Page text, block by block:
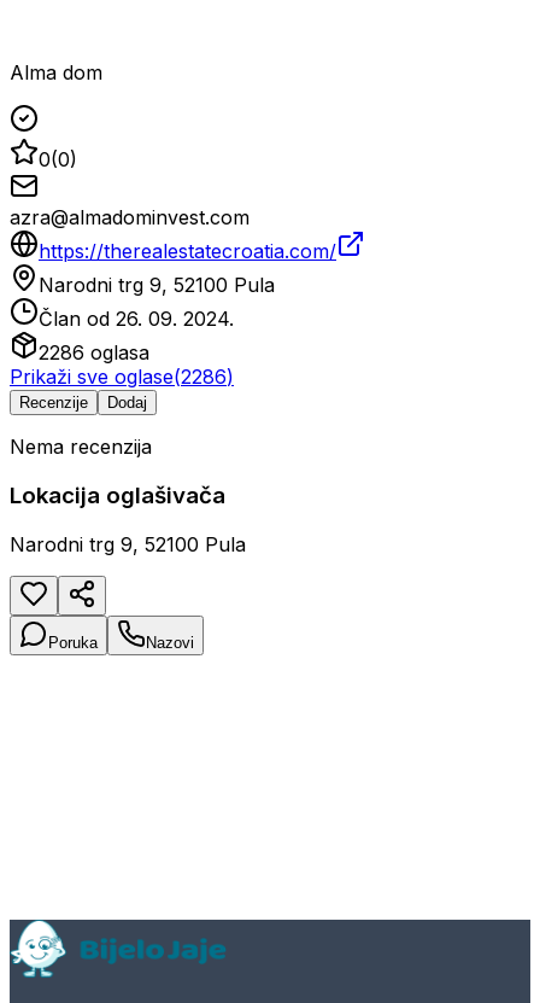
Alma dom
0(0)
azra@almadominvest.com
https://therealestatecroatia.com/
Narodni trg 9, 52100 Pula
Član od 26. 09. 2024.
2286 oglasa
Prikaži sve oglase(2286)
Recenzije Dodaj
Nema recenzija
Lokacija oglašivača
Narodni trg 9, 52100 Pula
Poruka Nazovi